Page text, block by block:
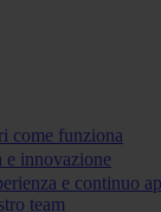
come funziona
e innovazione
e continuo
team